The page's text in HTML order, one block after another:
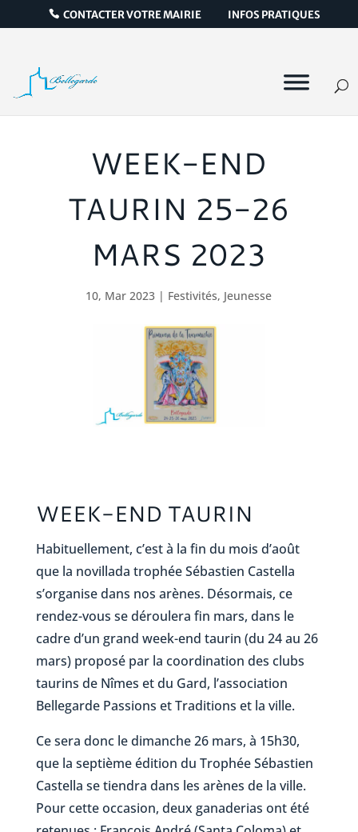
CONTACTER VOTRE MAIRIE INFOS PRATIQUES
WEEK-END
TAURIN 25-26
MARS 2023
10, Mar 2023 | Festivités, Jeunesse
WEEK-END TAURIN
Habituellement, c’est à la fin du mois d’août
que la novillada trophée Sébastien Castella
s’organise dans nos arènes. Désormais, ce
rendez-vous se déroulera fin mars, dans le
cadre d’un grand week-end taurin (du 24 au 26
mars) proposé par la coordination des clubs
taurins de Nîmes et du Gard, l’association
Bellegarde Passions et Traditions et la ville.
Ce sera donc le dimanche 26 mars, à 15h30,
que la septième édition du Trophée Sébastien
Castella se tiendra dans les arènes de la ville.
Pour cette occasion, deux ganaderias ont été